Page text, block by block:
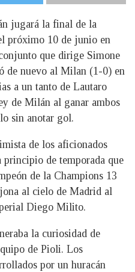
jugará la final de la
próximo 10 de junio en
que dirige Simone
de nuevo al Milan (1-0) en
a un tanto de Lautaro
de Milán al ganar ambos
sin anotar gol.
de los aficionados
principio de temporada que
de la Champions 13
al cielo de Madrid al
Diego Milito.
la curiosidad de
de Pioli. Los
por un huracán